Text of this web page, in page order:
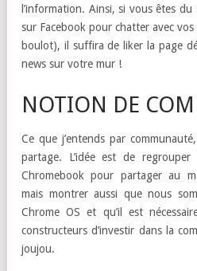
l’information. Ainsi, si vous êtes
sur Facebook pour chatter avec
boulot), il suffira de liker la page
news sur votre mur !
NOTION DE
Ce que j’entends par
partage. L’idée est de
Chromebook pour partager au
mais montrer aussi que nous
Chrome OS et qu’il est
constructeurs d’investir dans la
joujou.